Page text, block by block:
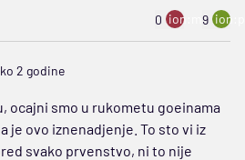
0 ion:minus
9
2 godine
ocajni smo u rukometu goeinama
je ovo iznenadjenje. To sto vi iz
svako prvenstvo, ni to nije